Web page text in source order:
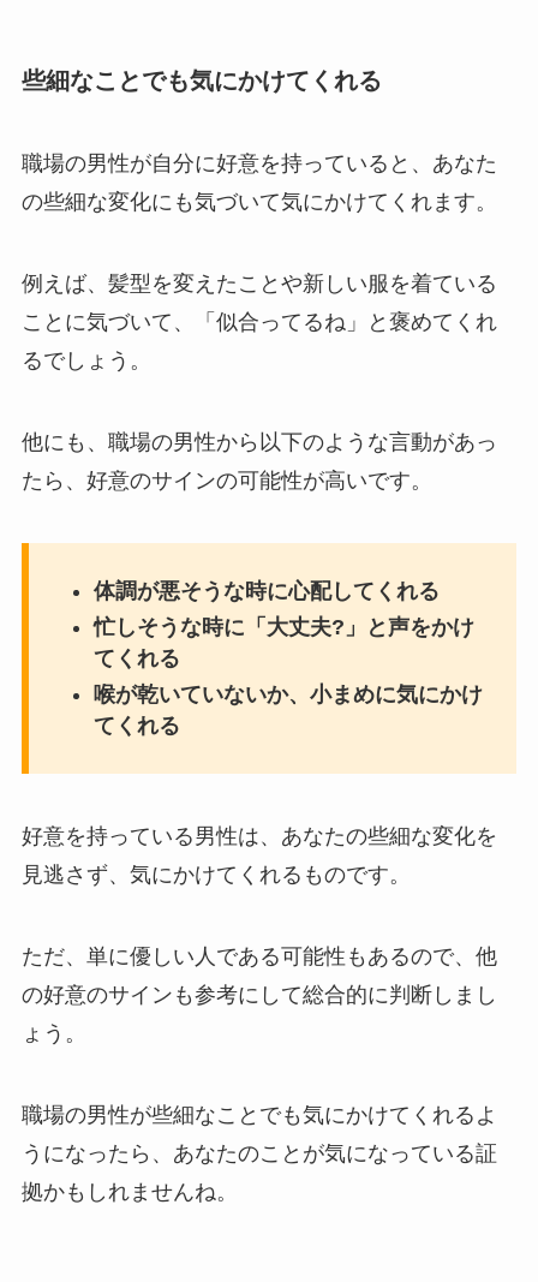
些細なことでも気にかけてくれる
職場の男性が自分に好意を持っていると、あなた
の些細な変化にも気づいて気にかけてくれます。
例えば、髪型を変えたことや新しい服を着ている
ことに気づいて、「似合ってるね」と褒めてくれ
るでしょう。
他にも、職場の男性から以下のような言動があっ
たら、好意のサインの可能性が高いです。
体調が悪そうな時に心配してくれる
忙しそうな時に「大丈夫?」と声をかけ
てくれる
喉が乾いていないか、小まめに気にかけ
てくれる
好意を持っている男性は、あなたの些細な変化を
見逃さず、気にかけてくれるものです。
ただ、単に優しい人である可能性もあるので、他
の好意のサインも参考にして総合的に判断しまし
ょう。
職場の男性が些細なことでも気にかけてくれるよ
うになったら、あなたのことが気になっている証
拠かもしれませんね。